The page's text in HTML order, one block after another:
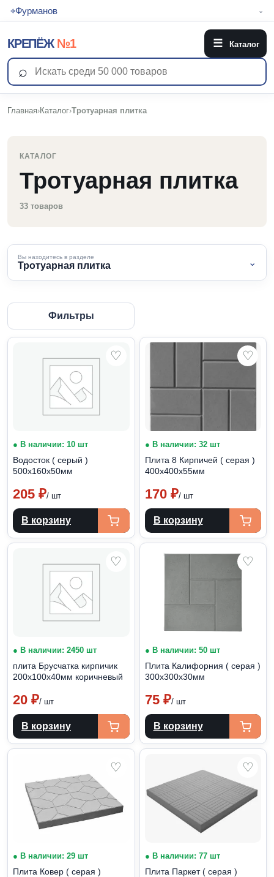
⌖Фурманов ⌄
КРЕПЁЖ №1 ☰ Каталог
⌕
Главная›Каталог›Тротуарная плитка
КАТАЛОГ
Тротуарная плитка
33 товаров
Вы находитесь в разделе
Тротуарная плитка ⌄
Фильтры
♡
● В наличии: 10 шт
Водосток ( серый )
500х160х50мм
205 ₽/ шт
В корзину
♡
● В наличии: 32 шт
Плита 8 Кирпичей ( серая )
400х400х55мм
170 ₽/ шт
В корзину
♡
● В наличии: 2450 шт
плита Брусчатка кирпичик
200х100х40мм коричневый
20 ₽/ шт
В корзину
♡
● В наличии: 50 шт
Плита Калифорния ( серая )
300х300х30мм
75 ₽/ шт
В корзину
♡
● В наличии: 29 шт
Плита Ковер ( серая )
♡
● В наличии: 77 шт
Плита Паркет ( серая )